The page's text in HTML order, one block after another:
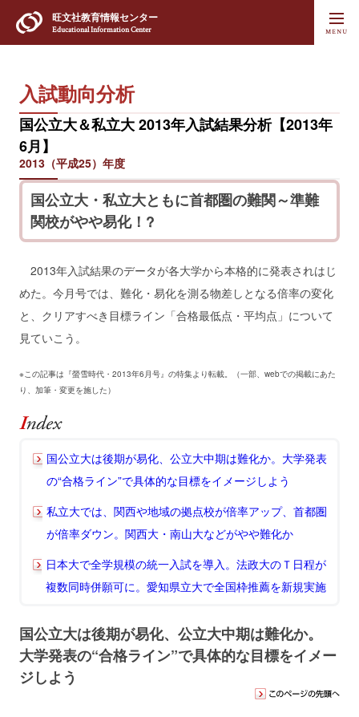
旺文社教育情報センター
Educational Information Center
入試動向分析
国公立大＆私立大 2013年入試結果分析【2013年
6月】
2013（平成25）年度
国公立大・私立大ともに首都圏の難関～準難
関校がやや易化！?
2013年入試結果のデータが各大学から本格的に発表されはじ
めた。今月号では、難化・易化を測る物差しとなる倍率の変化
と、クリアすべき目標ライン「合格最低点・平均点」について
見ていこう。
※この記事は『螢雪時代・2013年6月号』の特集より転載。（一部、webでの掲載にあた
り、加筆・変更を施した）
国公立大は後期が易化、公立大中期は難化か。大学発表
の“合格ライン”で具体的な目標をイメージしよう
私立大では、関西や地域の拠点校が倍率アップ、首都圏
が倍率ダウン。関西大・南山大などがやや難化か
日本大で全学規模の統一入試を導入。法政大のＴ日程が
複数同時併願可に。愛知県立大で全国枠推薦を新規実施
国公立大は後期が易化、公立大中期は難化か。
大学発表の“合格ライン”で具体的な目標をイメー
ジしよう